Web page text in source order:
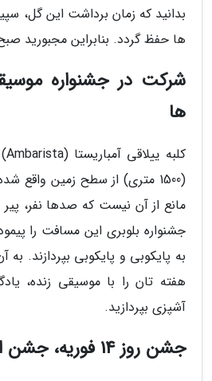
بدانید که زمان برداشت این گل،
ها حفظ گردد. بنابراین مجبورید
شرکت در جشنواره
ها
(1500 متری) از سطح زمین
مانع از آن نیست که صدها نفر،
جشنواره بلوبری این مسافت را
به پایکوبی و پایکوبی بپردازند.
هفته تان را با موسیقی زنده،
آشپزی بپردازید.
جشن روز 14 فوریه، جشن انگور